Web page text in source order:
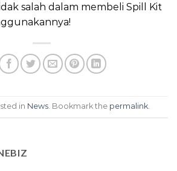
salah dalam membeli Spill Kit
in News. Bookmark the permalink.